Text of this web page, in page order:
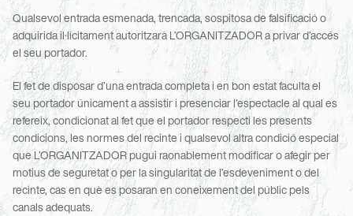
Qualsevol entrada esmenada, trencada, sospitosa de falsificació o
adquirida il·lícitament autoritzarà L’ORGANITZADOR a privar d’accés
el seu portador.
El fet de disposar d’una entrada completa i en bon estat faculta el
seu portador únicament a assistir i presenciar l’espectacle al qual es
refereix, condicionat al fet que el portador respecti les presents
condicions, les normes del recinte i qualsevol altra condició especial
que L’ORGANITZADOR pugui raonablement modificar o afegir per
motius de seguretat o per la singularitat de l’esdeveniment o del
recinte, cas en què es posaran en coneixement del públic pels
canals adequats.